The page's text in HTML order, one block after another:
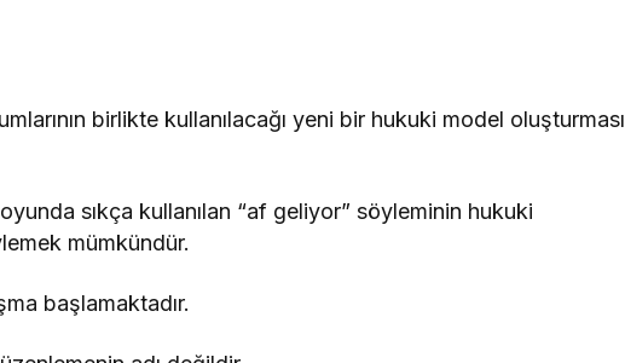
birlikte kullanılacağı yeni bir hukuki model oluşturması
sıkça kullanılan “af geliyor” söyleminin hukuki
mümkündür.
başlamaktadır.